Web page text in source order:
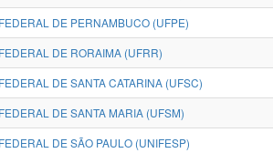
DE PERNAMBUCO (UFPE)
DE RORAIMA (UFRR)
DE SANTA CATARINA (UFSC)
DE SANTA MARIA (UFSM)
DE SÃO PAULO (UNIFESP)